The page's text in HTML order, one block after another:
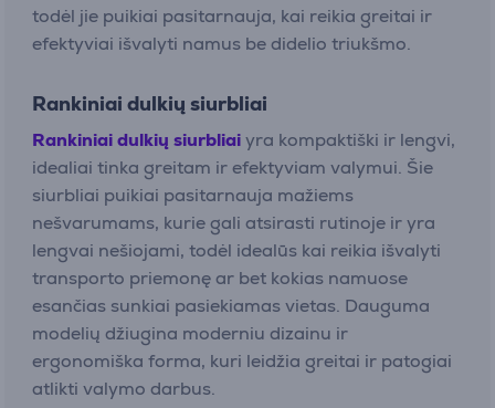
todėl jie puikiai pasitarnauja, kai reikia greitai ir
efektyviai išvalyti namus be didelio triukšmo.
Rankiniai dulkių siurbliai
Rankiniai dulkių siurbliaiyra kompaktiški ir lengvi,
idealiai tinka greitam ir efektyviam valymui. Šie
siurbliai puikiai pasitarnauja mažiems
nešvarumams, kurie gali atsirasti rutinoje ir yra
lengvai nešiojami, todėl idealūs kai reikia išvalyti
transporto priemonę ar bet kokias namuose
esančias sunkiai pasiekiamas vietas. Dauguma
modelių džiugina moderniu dizainu ir
ergonomiška forma, kuri leidžia greitai ir patogiai
atlikti valymo darbus.